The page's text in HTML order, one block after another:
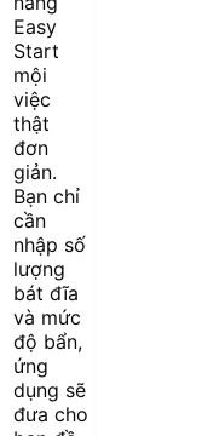
Easy
Start
mội
việc
thật
đơn
giản.
Bạn chỉ
cần
nhập số
lượng
bát đĩa
và mức
độ bẩn,
ứng
dụng sẽ
đưa cho